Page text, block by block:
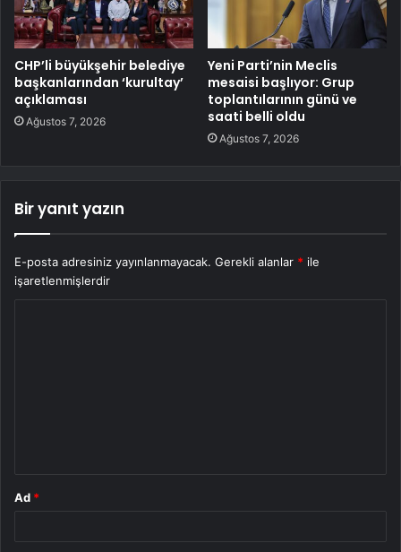
CHP’li büyükşehir belediye
başkanlarından ‘kurultay’
açıklaması
Ağustos 7, 2026
Yeni Parti’nin Meclis
mesaisi başlıyor: Grup
toplantılarının günü ve
saati belli oldu
Ağustos 7, 2026
Bir yanıt yazın
E-posta adresiniz yayınlanmayacak. Gerekli alanlar * ile
işaretlenmişlerdir
Ad *